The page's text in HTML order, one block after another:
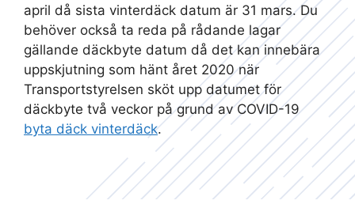
april då sista vinterdäck datum är 31 mars. Du
behöver också ta reda på rådande lagar
gällande däckbyte datum då det kan innebära
uppskjutning som hänt året 2020 när
Transportstyrelsen sköt upp datumet för
däckbyte två veckor på grund av COVID-19
byta däck vinterdäck.